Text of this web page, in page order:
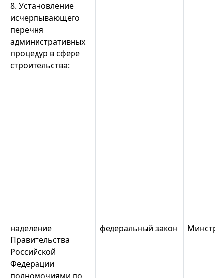
8. Установление
исчерпывающего
перечня
административных
процедур в сфере
строительства:
наделение
Правительства
Российской
Федерации
полномочиями по
федеральный закон